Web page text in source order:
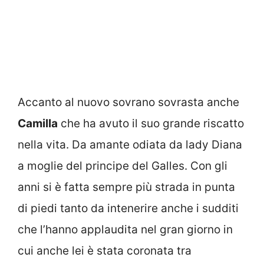
Accanto al nuovo sovrano sovrasta anche
Camilla che ha avuto il suo grande riscatto
nella vita. Da amante odiata da lady Diana
a moglie del principe del Galles. Con gli
anni si è fatta sempre più strada in punta
di piedi tanto da intenerire anche i sudditi
che l’hanno applaudita nel gran giorno in
cui anche lei è stata coronata tra